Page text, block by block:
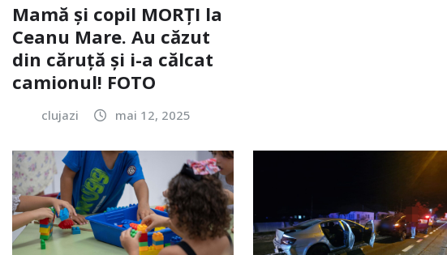
Mamă și copil MORȚI la
Ceanu Mare. Au căzut
din căruță și i-a călcat
camionul! FOTO
clujazi mai 12, 2025